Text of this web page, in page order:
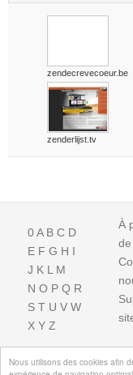
Nous utilisons des cookies afin
zendecrevecoeur.be
zenderlijst.tv
0A B C D
E F G H I
J K L M
N O P Q R
S T U V W
X Y Z
À